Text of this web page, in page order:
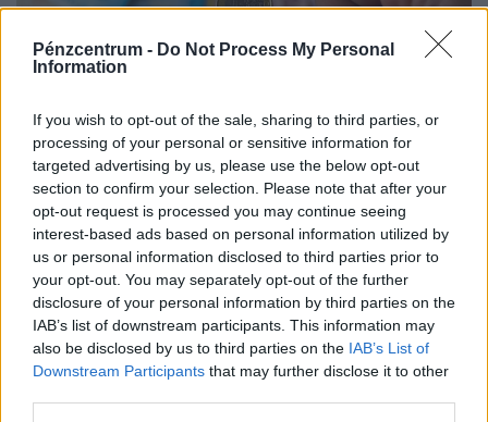
Pénzcentrum - Do Not Process My Personal
Information
If you wish to opt-out of the sale, sharing to third parties, or
processing of your personal or sensitive information for
targeted advertising by us, please use the below opt-out
section to confirm your selection. Please note that after your
opt-out request is processed you may continue seeing
interest-based ads based on personal information utilized by
us or personal information disclosed to third parties prior to
your opt-out. You may separately opt-out of the further
disclosure of your personal information by third parties on the
IAB’s list of downstream participants. This information may
also be disclosed by us to third parties on the IAB’s List of
Downstream Participants that may further disclose it to other
Keményen betett a forintnak Donald Trump
háborúsdija: szabályosan földbe állt a magyar
pénz árfolyama
A fegyveres konfliktus azonnal éreztette hatását a
globális kereskedelemben is.